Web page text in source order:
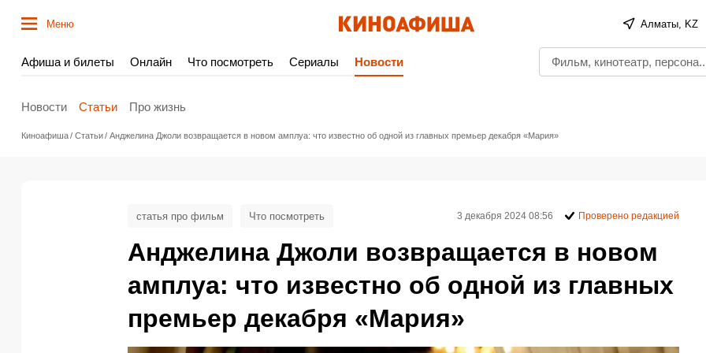
Меню Алматы, KZ
Афиша и билеты Онлайн Что посмотреть Сериалы Новости
Новости Статьи Про жизнь
Киноафиша Статьи Анджелина Джоли возвращается в новом амплуа: что известно об одной из главных премьер декабря «Мария»
Анджелина Джоли возвращается в новом
амплуа: что известно об одной из главных
премьер декабря «Мария»
статья про фильм Что посмотреть 3 декабря 2024 08:56 Проверено редакцией